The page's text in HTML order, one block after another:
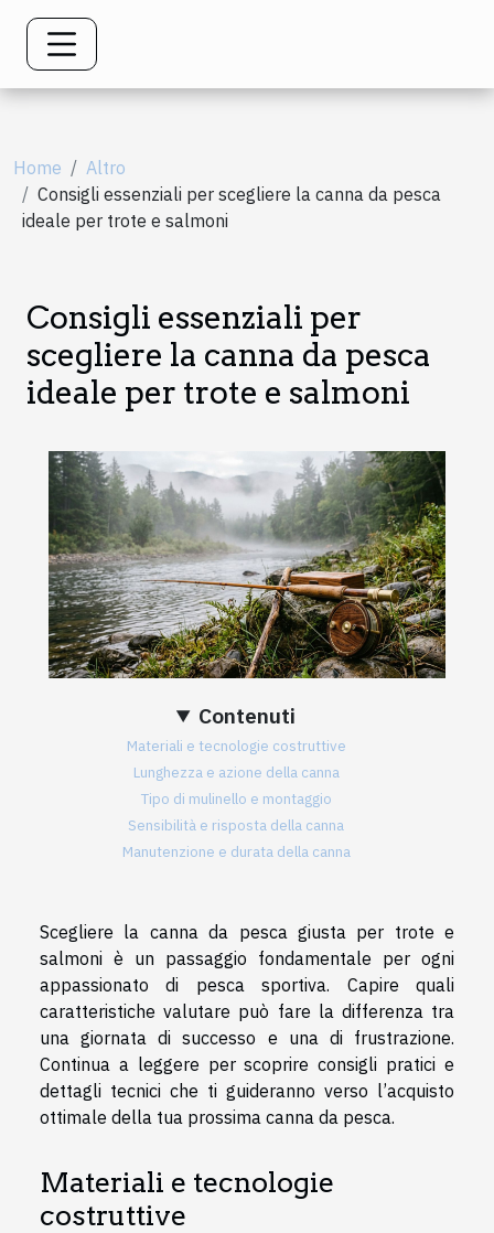
Home
Altro
Consigli essenziali per scegliere la canna da pesca
ideale per trote e salmoni
Consigli essenziali per
scegliere la canna da pesca
ideale per trote e salmoni
Contenuti
Materiali e tecnologie costruttive
Lunghezza e azione della canna
Tipo di mulinello e montaggio
Sensibilità e risposta della canna
Manutenzione e durata della canna
Scegliere la canna da pesca giusta per trote e
salmoni è un passaggio fondamentale per ogni
appassionato di pesca sportiva. Capire quali
caratteristiche valutare può fare la differenza tra
una giornata di successo e una di frustrazione.
Continua a leggere per scoprire consigli pratici e
dettagli tecnici che ti guideranno verso l’acquisto
ottimale della tua prossima canna da pesca.
Materiali e tecnologie
costruttive